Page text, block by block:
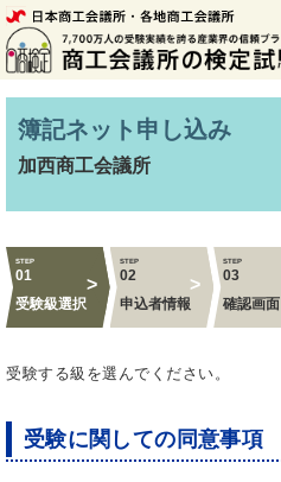
簿記ネット申し込み
加西商工会議所
STEP
01
受験級選択
STEP
02
申込者情報
STEP
03
確認画面
受験する級を選んでください。
受験に関しての同意事項